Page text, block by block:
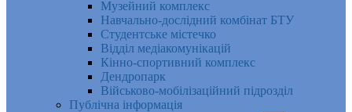
Музейний комплекс
Навчально-дослідний комбінат БТУ
Студентське містечко
Відділ медіакомунікацій
Кінно-спортивний комплекс
Дендропарк
Військово-мобілізаційний підрозділ
Публічна інформація